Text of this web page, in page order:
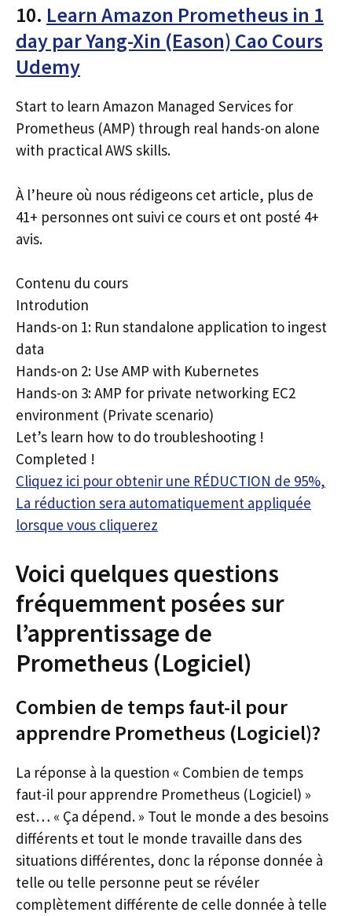
10. Learn Amazon Prometheus in 1
day par Yang-Xin (Eason) Cao Cours
Udemy
Start to learn Amazon Managed Services for
Prometheus (AMP) through real hands-on alone
with practical AWS skills.
À l’heure où nous rédigeons cet article, plus de
41+ personnes ont suivi ce cours et ont posté 4+
avis.
Contenu du cours
Introdution
Hands-on 1: Run standalone application to ingest
data
Hands-on 2: Use AMP with Kubernetes
Hands-on 3: AMP for private networking EC2
environment (Private scenario)
Let’s learn how to do troubleshooting !
Completed !
Cliquez ici pour obtenir une RÉDUCTION de 95%,
La réduction sera automatiquement appliquée
lorsque vous cliquerez
Voici quelques questions
fréquemment posées sur
l’apprentissage de
Prometheus (Logiciel)
Combien de temps faut-il pour
apprendre Prometheus (Logiciel)?
La réponse à la question « Combien de temps
faut-il pour apprendre Prometheus (Logiciel) »
est… « Ça dépend. » Tout le monde a des besoins
différents et tout le monde travaille dans des
situations différentes, donc la réponse donnée à
telle ou telle personne peut se révéler
complètement différente de celle donnée à telle